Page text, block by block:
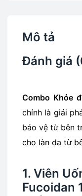
Mô tả
Đánh giá
Combo Khỏe
chính là giải
bảo vệ từ bên
cho làn da từ
1. Viên
Fucoidan